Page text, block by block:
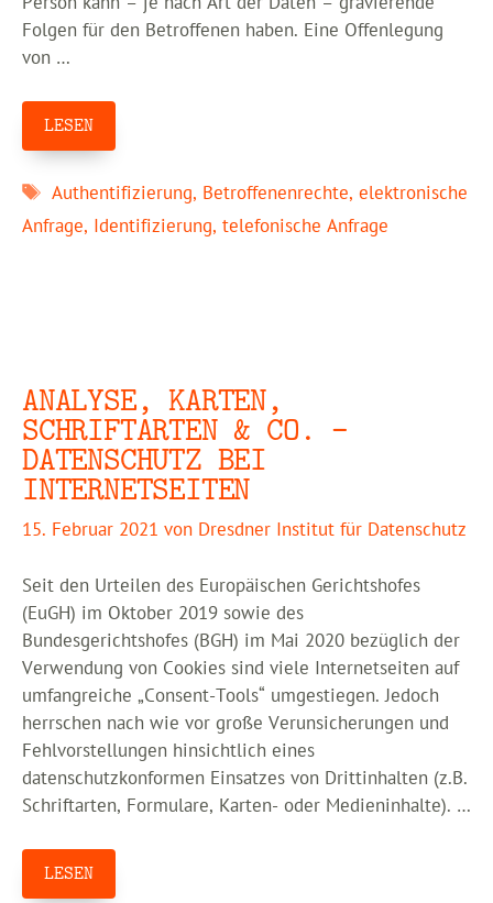
Folgen für den Betroffenen haben. Eine Offenlegung
von …
LESEN
Schlagwörter
Authentifizierung, Betroffenenrechte,elektronische
Anfrage, Identifizierung, telefonische Anfrage
ANALYSE, KARTEN,
SCHRIFTARTEN & CO. –
DATENSCHUTZ BEI
INTERNETSEITEN
15. Februar 2021 von Dresdner Institut für Datenschutz
Seit den Urteilen des Europäischen Gerichtshofes
(EuGH) im Oktober 2019 sowie des
Bundesgerichtshofes (BGH) im Mai 2020 bezüglich der
Verwendung von Cookies sind viele Internetseiten auf
umfangreiche „Consent-Tools“ umgestiegen. Jedoch
herrschen nach wie vor große Verunsicherungen und
Fehlvorstellungen hinsichtlich eines
datenschutzkonformen Einsatzes von Drittinhalten (z.B.
Schriftarten, Formulare, Karten- oder Medieninhalte). …
LESEN